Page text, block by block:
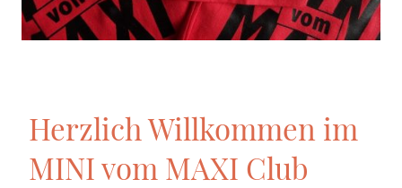
Herzlich Willkommen im
MINI vom MAXI Club